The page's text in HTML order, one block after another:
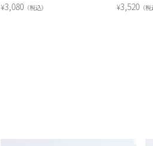
¥3,080 税込 ¥3,520 税